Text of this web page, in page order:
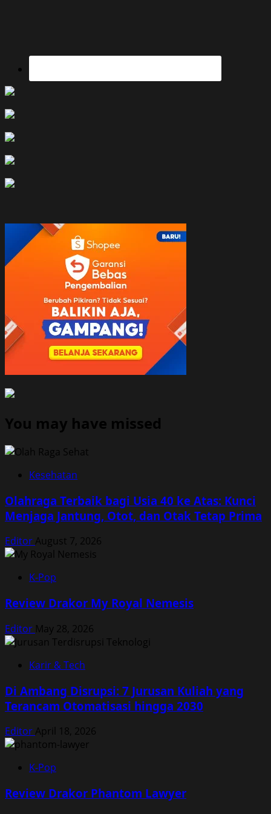
You may have missed
Kesehatan
Olahraga Terbaik bagi Usia 40 ke Atas: Kunci
Menjaga Jantung, Otot, dan Otak Tetap Prima
Editor August 7, 2026
K-Pop
Review Drakor My Royal Nemesis
Editor May 28, 2026
Karir & Tech
Di Ambang Disrupsi: 7 Jurusan Kuliah yang
Terancam Otomatisasi hingga 2030
Editor April 18, 2026
K-Pop
Review Drakor Phantom Lawyer